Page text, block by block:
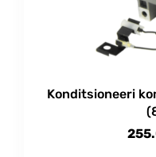
Konditsioneeri